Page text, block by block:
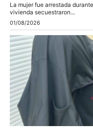
La mujer fue arrestada
vivienda secuestraron...
01/08/2026